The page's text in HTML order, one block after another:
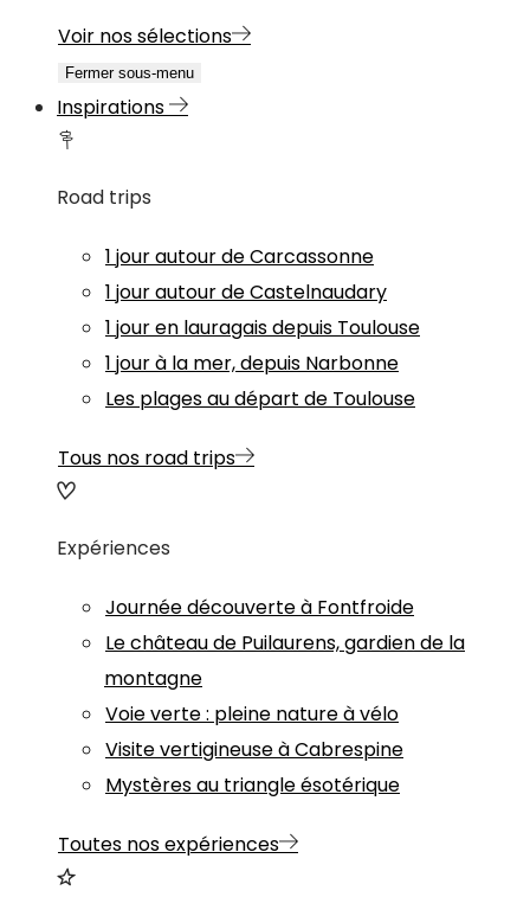
Voir nos sélections
Fermer sous-menu
Inspirations
Road trips
1 jour autour de Carcassonne
1 jour autour de Castelnaudary
1 jour en lauragais depuis Toulouse
1 jour à la mer, depuis Narbonne
Les plages au départ de Toulouse
Tous nos road trips
Expériences
Journée découverte à Fontfroide
Le château de Puilaurens, gardien de la
montagne
Voie verte : pleine nature à vélo
Visite vertigineuse à Cabrespine
Mystères au triangle ésotérique
Toutes nos expériences